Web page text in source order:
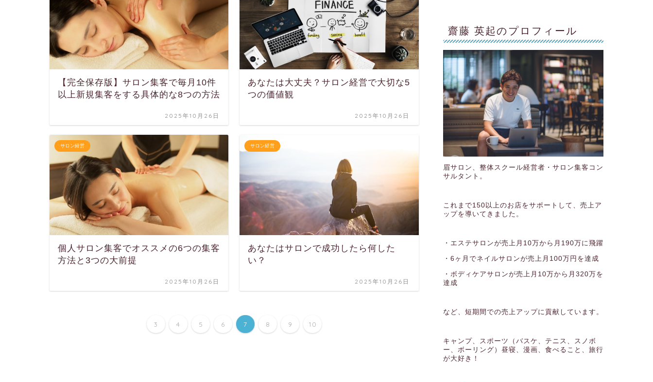
【完全保存版】サロン集客で毎月10件
以上新規集客をする具体的な8つの方法
2025年10月26日
あなたは大丈夫？サロン経営で大切な5
つの価値観
2025年10月26日
サロン経営
個人サロン集客でオススメの6つの集客
方法と3つの大前提
2025年10月26日
サロン経営
あなたはサロンで成功したら何した
い？
2025年10月26日
3 4 5 6 7 8 9 10
齋藤 英起のプロフィール
眉サロン、整体スクール経営者・サロン集客コン
サルタント。
これまで150以上のお店をサポートして、売上ア
ップを導いてきました。
・エステサロンが売上月10万から月190万に飛躍
・6ヶ月でネイルサロンが売上月100万円を達成
・ボディケアサロンが売上月10万から月320万を
達成
など、短期間での売上アップに貢献しています。
キャンプ、スポーツ（バスケ、テニス、スノボ
ー、ボーリング）昼寝、漫画、食べること、旅行
が大好き！